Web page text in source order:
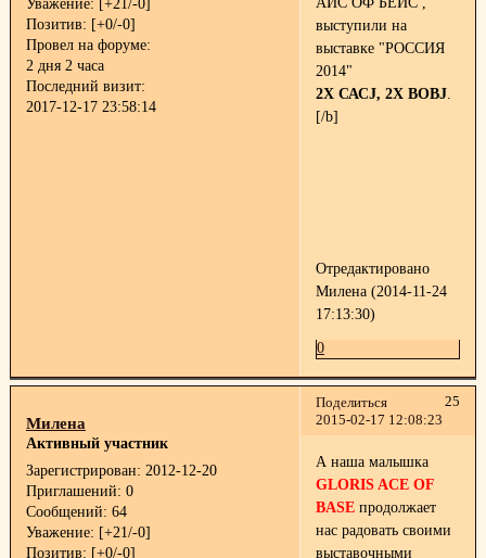
Уважение:
[+21/-0]
Позитив: [+0/-0]
Провел на форуме:
2 дня 2 часа
Последний визит:
2017-12-17 23:58:14
выступили на
выставке "РОССИЯ
2014"
2Х САСJ, 2Х ВОВJ.
[/b]
Отредактировано
Милена (2014-11-24
17:13:30)
0
Поделиться
25
2015-02-17 12:08:23
Милена
Активный участник
Зарегистрирован: 2012-12-20
Приглашений: 0
Сообщений: 64
Уважение: [+21/-0]
Позитив: [+0/-0]
А наша малышка
GLORIS ACE OF
BASEпродолжает
нас радовать своими
выставочными